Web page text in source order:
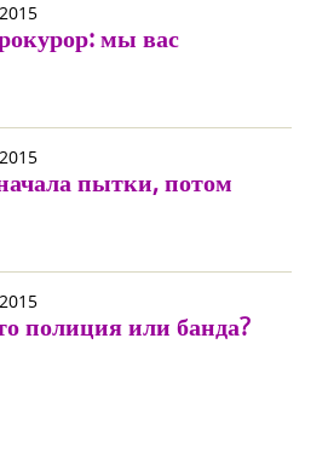
мы вас
пытки, потом
полиция или банда?